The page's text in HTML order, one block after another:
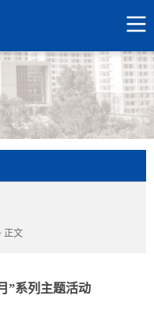
正文
”系列主题活动